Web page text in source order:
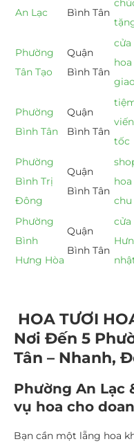
An Lạc
Bình Tân
Phường
Tân Tạo
Quận
Bình Tân
cửa
Phường
Bình Tân
Quận
Bình Tân
tốc
Phường
Bình Trị
Đông
Quận
Bình Tân
chu
Phường
Bình
Hưng Hòa
Quận
Bình Tân
HOA TƯƠI
Nơi Đến 5
Tân – Nhanh,
Phường An Lạc
vụ hoa cho
Bạn cần một lẵng hoa